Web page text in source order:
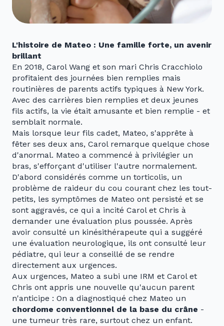
L'histoire de Mateo : Une famille forte, un avenir
brillant
En 2018, Carol Wang et son mari Chris Cracchiolo
profitaient des journées bien remplies mais
routinières de parents actifs typiques à New York.
Avec des carrières bien remplies et deux jeunes
fils actifs, la vie était amusante et bien remplie - et
semblait normale.
Mais lorsque leur fils cadet, Mateo, s'apprête à
fêter ses deux ans, Carol remarque quelque chose
d'anormal. Mateo a commencé à privilégier un
bras, s'efforçant d'utiliser l'autre normalement.
D'abord considérés comme un torticolis, un
problème de raideur du cou courant chez les tout-
petits, les symptômes de Mateo ont persisté et se
sont aggravés, ce qui a incité Carol et Chris à
demander une évaluation plus poussée. Après
avoir consulté un kinésithérapeute qui a suggéré
une évaluation neurologique, ils ont consulté leur
pédiatre, qui leur a conseillé de se rendre
directement aux urgences.
Aux urgences, Mateo a subi une IRM et Carol et
Chris ont appris une nouvelle qu'aucun parent
n'anticipe : On a diagnostiqué chez Mateo un
chordome conventionnel de la base du crâne -
une tumeur très rare, surtout chez un enfant.